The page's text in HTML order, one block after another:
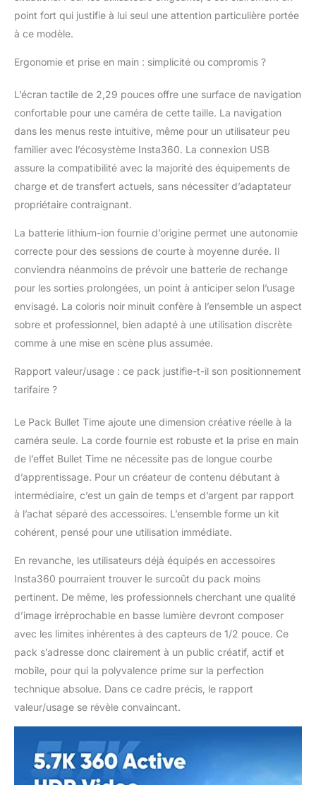
point fort qui justifie à lui seul une attention particulière portée
à ce modèle.
Ergonomie et prise en main : simplicité ou compromis ?
L’écran tactile de 2,29 pouces offre une surface de navigation
confortable pour une caméra de cette taille. La navigation
dans les menus reste intuitive, même pour un utilisateur peu
familier avec l’écosystème Insta360. La connexion USB
assure la compatibilité avec la majorité des équipements de
charge et de transfert actuels, sans nécessiter d’adaptateur
propriétaire contraignant.
La batterie lithium-ion fournie d’origine permet une autonomie
correcte pour des sessions de courte à moyenne durée. Il
conviendra néanmoins de prévoir une batterie de rechange
pour les sorties prolongées, un point à anticiper selon l’usage
envisagé. La coloris noir minuit confère à l’ensemble un aspect
sobre et professionnel, bien adapté à une utilisation discrète
comme à une mise en scène plus assumée.
Rapport valeur/usage : ce pack justifie-t-il son positionnement
tarifaire ?
Le Pack Bullet Time ajoute une dimension créative réelle à la
caméra seule. La corde fournie est robuste et la prise en main
de l’effet Bullet Time ne nécessite pas de longue courbe
d’apprentissage. Pour un créateur de contenu débutant à
intermédiaire, c’est un gain de temps et d’argent par rapport
à l’achat séparé des accessoires. L’ensemble forme un kit
cohérent, pensé pour une utilisation immédiate.
En revanche, les utilisateurs déjà équipés en accessoires
Insta360 pourraient trouver le surcoût du pack moins
pertinent. De même, les professionnels cherchant une qualité
d’image irréprochable en basse lumière devront composer
avec les limites inhérentes à des capteurs de 1/2 pouce. Ce
pack s’adresse donc clairement à un public créatif, actif et
mobile, pour qui la polyvalence prime sur la perfection
technique absolue. Dans ce cadre précis, le rapport
valeur/usage se révèle convaincant.